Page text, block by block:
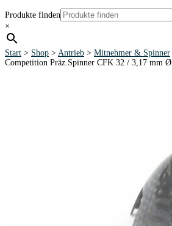
Produkte finden
×
Start > Shop > Antrieb > Mitnehmer & Spinner
Competition Präz.Spinner CFK 32 / 3,17 mm Ø